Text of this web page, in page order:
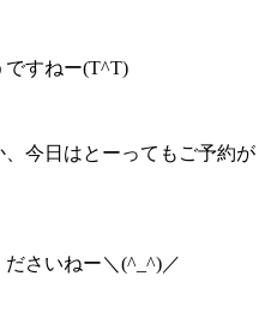
ですねー(T^T)
今日はとーってもご予約が
さいねー＼(^_^)／